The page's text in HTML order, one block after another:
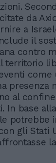
da
a
il
contro
territorio
come
presenza
al
In base
potrebbe
gli Stati